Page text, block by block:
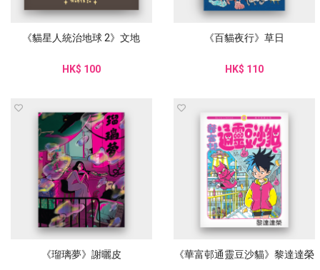
《貓星人統治地球 2》文地
HK$ 100
《百貓夜行》草日
HK$ 110
《瑠璃夢》謝曬皮 《華富邨通靈豆沙貓》黎達達榮